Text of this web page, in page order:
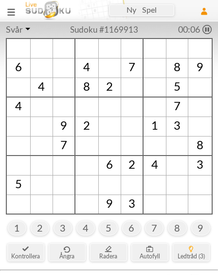
Ny Spel
Svår Sudoku #1169913 00:06
6 4 7 8
9
4
8 2
5
4
7
9
2 1
3
7
8
6
2 4
3
5
9
3
1 2 3 4 5 6 7 8 9
Kontrollera Ångra Radera Autofyll Ledtråd (3)